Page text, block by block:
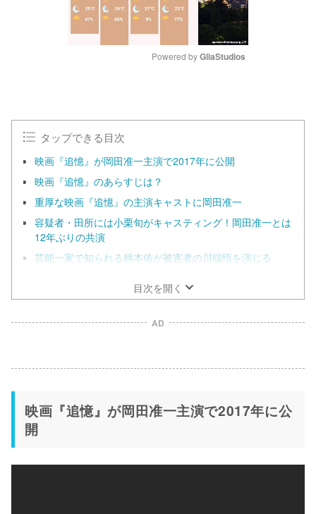
Powered by GliaStudios
タップできる目次
映画『追憶』が岡田准一主演で2017年に公開
映画『追憶』のあらすじは？
重厚な映画『追憶』の主演キャストに岡田准一
容疑者・田所には小栗旬がキャスティング！岡田准一とは
12年ぶりの共演
芸能一家で知られる柄本佑が被害者の川端悟を演じる
目次を開く
AD
映画『追憶』が岡田准一主演で2017年に公
開